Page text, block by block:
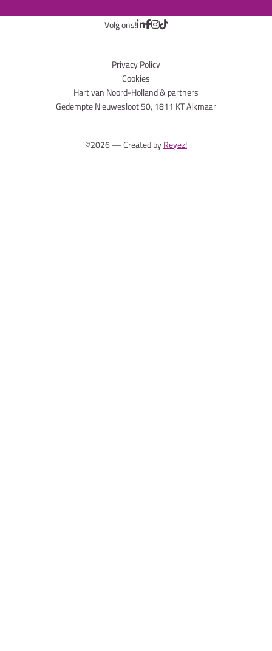
Volg ons!
Privacy Policy
Cookies
Hart van Noord-Holland & partners
Gedempte Nieuwesloot 50, 1811 KT Alkmaar
©2026 — Created byReyez!